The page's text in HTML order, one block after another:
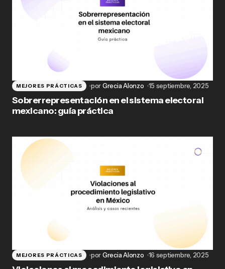
MEJORES PRÁCTICAS porGrecia Alonzo 15 septiembre, 2025
Sobrerrepresentación en el sistema electoral
mexicano: guía práctica
MEJORES PRÁCTICAS porGrecia Alonzo 16 septiembre, 2025